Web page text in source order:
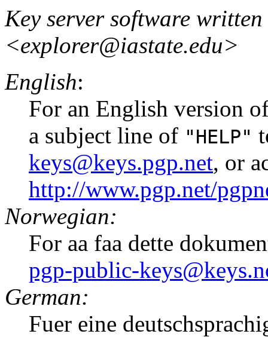
Key server software
<explorer@iastate.edu>
English:
For an English version
a subject line of "HELP"
keys@keys.pgp.net, or
http://www.pgp.net/
Norwegian:
For aa faa dette
pgp-public-
German:
Fuer eine